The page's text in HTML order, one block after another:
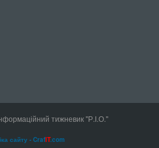
тижневик "Р.І.О."
сайту - CrafIT.com